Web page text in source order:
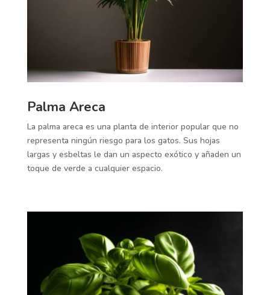
Palma Areca
La palma areca es una planta de interior popular que no
representa ningún riesgo para los gatos. Sus hojas
largas y esbeltas le dan un aspecto exótico y añaden un
toque de verde a cualquier espacio.